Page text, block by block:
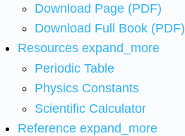
Download Page (PDF)
Download Full Book (PDF)
Resources expand_more
Periodic Table
Physics Constants
Scientific Calculator
Reference expand_more